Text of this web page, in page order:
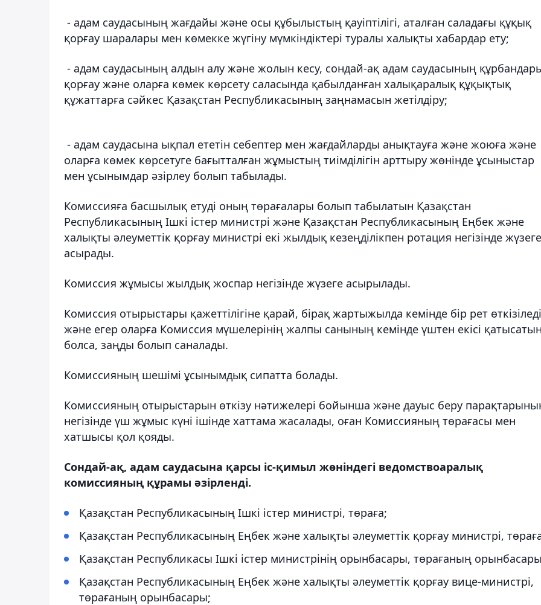
- адам саудасының жағдайы және осы құбылыстың қауіптілігі, аталған саладағы құқық
қорғау шаралары мен көмекке жүгіну мүмкіндіктері туралы халықты хабардар ету;
- адам саудасының алдын алу және жолын кесу, сондай-ақ адам саудасының
қорғау және оларға көмек көрсету саласында қабылданған халықаралық құқықтық
құжаттарға сәйкес Қазақстан Республикасының заңнамасын жетілдіру;
- адам саудасына ықпал ететін себептер мен жағдайларды анықтауға және жоюға және
оларға көмек көрсетуге бағытталған жұмыстың тиімділігін арттыру жөнінде ұсыныстар
мен ұсынымдар әзірлеу болып табылады.
Комиссияға басшылық етуді оның төрағалары болып табылатын Қазақстан
Республикасының Ішкі істер министрі және Қазақстан Республикасының Еңбек және
халықты әлеуметтік қорғау министрі екі жылдық кезеңділікпен ротация негізінде жүзеге
асырады.
Комиссия жұмысы жылдық жоспар негiзiнде жүзеге асырылады.
Комиссия отырыстары қажеттілігіне қарай, бірақ жартыжылда кемінде бір рет өткізіледі
және егер оларға Комиссия мүшелерінің жалпы санының кемінде үштен екісі қатысатын
болса, заңды болып саналады.
Комиссияның шешiмi ұсынымдық сипатта болады.
Комиссияның отырыстарын өткізу нәтижелері бойынша және дауыс беру
негізінде үш жұмыс күні ішінде хаттама жасалады, оған Комиссияның төрағасы мен
хатшысы қол қояды.
Сондай-ақ, адам саудасына қарсы іс-қимыл жөніндегі ведомствоаралық
комиссияның құрамы әзірленді.
Қазақстан Республикасының Ішкі істер министрі, төраға;
Қазақстан Республикасының Еңбек және халықты әлеуметтік қорғау министрі,
Қазақстан Республикасы Ішкі істер министрінің орынбасары, төрағаның
Қазақстан Республикасының Еңбек және халықты әлеуметтік қорғау вице-министрі,
төрағаның орынбасары;